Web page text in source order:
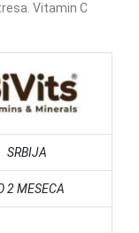
Vitamin C
SRBIJA
2 MESECA